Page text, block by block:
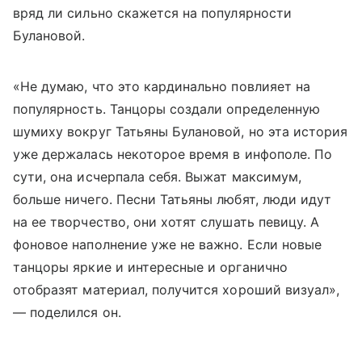
вряд ли сильно скажется на популярности
Булановой.
«Не думаю, что это кардинально повлияет на
популярность. Танцоры создали определенную
шумиху вокруг Татьяны Булановой, но эта история
уже держалась некоторое время в инфополе. По
сути, она исчерпала себя. Выжат максимум,
больше ничего. Песни Татьяны любят, люди идут
на ее творчество, они хотят слушать певицу. А
фоновое наполнение уже не важно. Если новые
танцоры яркие и интересные и органично
отобразят материал, получится хороший визуал»,
— поделился он.